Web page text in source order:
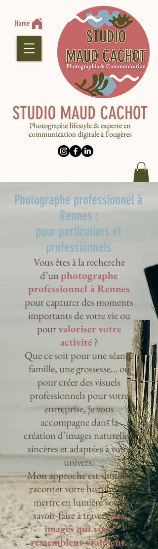
Home
Photographe professionnel à
Rennes :
pour particuliers et
professionnels
Vous êtes à la recherche
d’unphotographe
professionnel à Rennes
pour capturer des moments
importants de votre vie ou
pourvaloriser votre
activité ?
Que ce soit pour une séance
famille, une grossesse… ou
pour créer des visuels
professionnels pour votre
entreprise, je vous
accompagne dans la
création d’images naturelles,
sincères et adaptées à votre
univers.
Mon approche est simple :
raconter votre histoire ou
mettre en lumière votre
savoir-faire à traversdes
images qui vous
ressemblent vraiment.